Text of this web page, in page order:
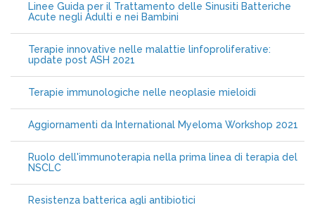
Linee Guida per il Trattamento delle Sinusiti Batteriche
Acute negli Adulti e nei Bambini
Terapie innovative nelle malattie linfoproliferative:
update post ASH 2021
Terapie immunologiche nelle neoplasie mieloidi
Aggiornamenti da International Myeloma Workshop 2021
Ruolo dell'immunoterapia nella prima linea di terapia del
NSCLC
Resistenza batterica agli antibiotici